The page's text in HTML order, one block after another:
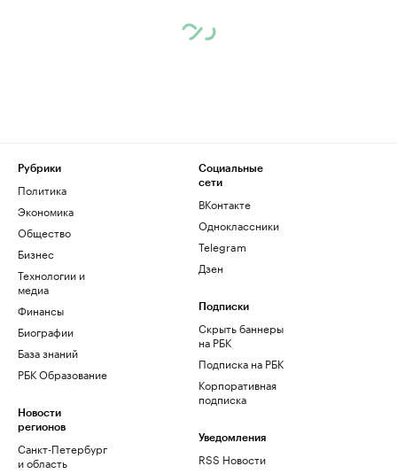
Рубрики
Политика
Экономика
Общество
Бизнес
Технологии и
медиа
Финансы
Биографии
База знаний
РБК Образование
Новости
регионов
Санкт-Петербург
и область
Социальные
сети
ВКонтакте
Одноклассники
Telegram
Дзен
Подписки
Скрыть баннеры
на РБК
Подписка на РБК
Корпоративная
подписка
Уведомления
RSS Новости